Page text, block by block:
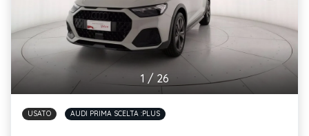
1 / 26
USATO AUDI PRIMA SCELTA :PLUS